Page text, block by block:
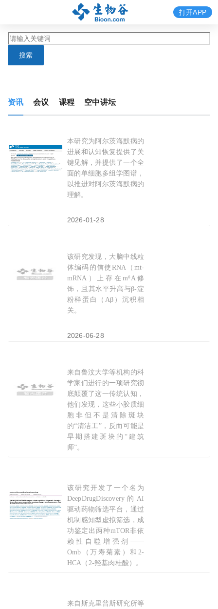
搜索
打开APP
资讯 会议 课程 空中讲坛
Cell：阿尔茨海默病为何发生？蔡立慧等院士团
本研究为阿尔茨海默病的
进展和认知恢复提供了关
键见解，并提供了一个全
面的单细胞多组学图谱，
以推进对阿尔茨海默病的
理解。
2026-01-28
Sci Adv：牛亚梅等团队发现
该研究发现，大脑中线粒
体编码的信使RNA（mt-
mRNA）上存在m⁶A修
饰，且其水平升高与β-淀
粉样蛋白（Aβ）沉积相
关。
2026-06-28
大脑免疫细胞竟是阿尔茨海
来自鲁汶大学等机构的科
学家们进行的一项研究彻
底颠覆了这一传统认知，
他们发现，这些小胶质细
胞非但不是清除斑块
的“清洁工”，反而可能是
早期搭建斑块的“建筑
师”。
Nature子刊：澳门大学路嘉宏等利用AI“智造”
该研究开发了一个名为
DeepDrugDiscovery的AI
驱动药物筛选平台，通过
机制感知型虚拟筛选，成
功鉴定出两种mTOR非依
赖性自噬增强剂——
Omb（万寿菊素）和2-
HCA（2-羟基肉桂酸）。
Cell Chem Biol：大脑里的“消防警报”卡住了，
来自斯克里普斯研究所等